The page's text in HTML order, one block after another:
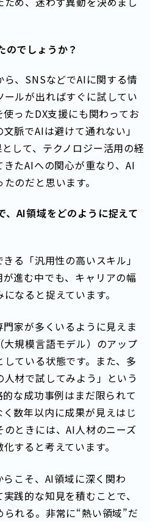
のでしょうか？
、SNSなどでAIに関する情
ルが出ればすぐに試してい
ったDX支援にも関わってお
脈でAIは避けて通れない」
して、テクノロジー活用の経
たAIへの関心が重なり、AI
のだと思います。
、AI領域をどのように捉えて
る「汎用性の高いスキル」
進む中でも、キャリアの幅
なると捉えています。
家が多くいるように見えま
規模言語モデル）のアップ
ている状態です。また、多
材で試してみよう」という
な成功事例はまだ限られて
数年以内に成果が見えはじ
ときには、AI人材のニーズ
すると考えています。
こそ、AI領域に深く関わ
践的な知見を積むことで、
れる。非常に“熱い領域”だ